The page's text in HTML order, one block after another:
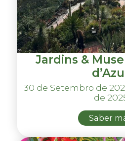
Jardins &
30 de Setembro de
de
Saber